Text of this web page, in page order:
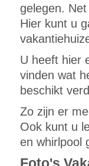
gelegen.
Hier kunt u
U heeft hier
vinden wat
beschikt
Zo zijn er
Ook kunt u
en whirlpool